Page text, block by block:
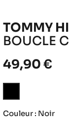
TOMMY
BOUCLE
49,90 €
Couleur : Noir